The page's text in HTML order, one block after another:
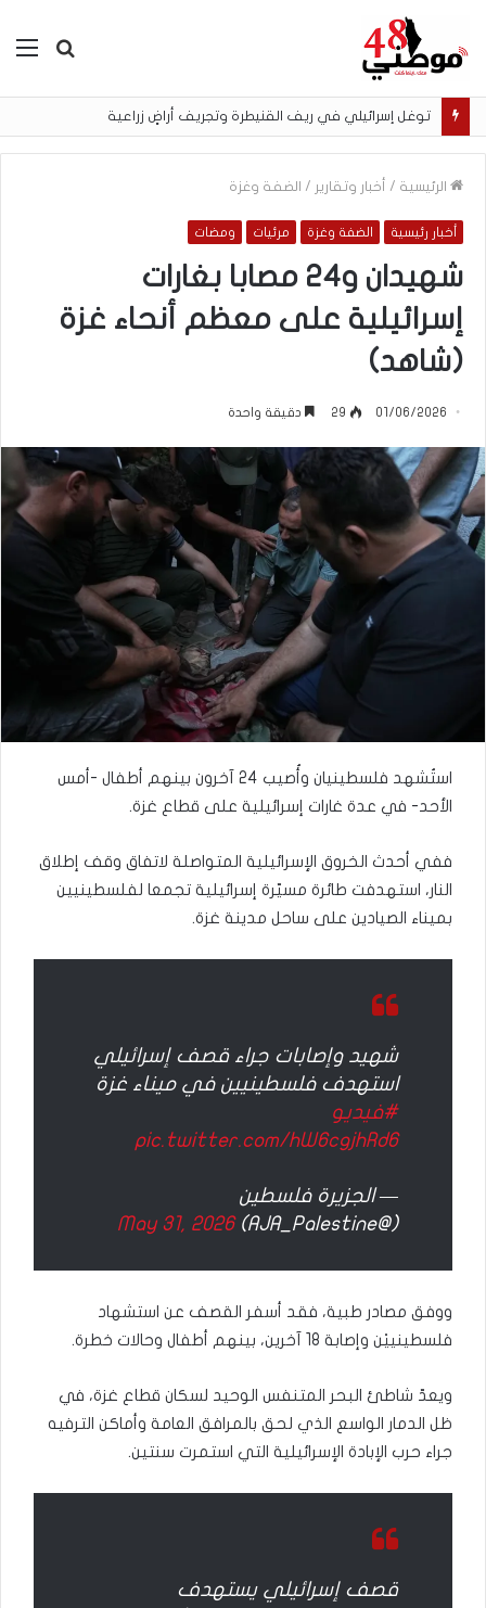
بحث
توغل إسرائيلي في ريف القنيطرة وتجريف أراضٍ زراعية
الرئيسية / أخبار وتقارير / الضفة وغزة
أخبار رئيسية الضفة وغزة مرئيات ومضات
شهيدان و24 مصابا بغارات
إسرائيلية على معظم أنحاء غزة
(شاهد)
01/06/2026
29 دقيقة واحدة
استُشهد فلسطينيان وأُصيب 24 آخرون بينهم أطفال -أمس
الأحد- في عدة غارات إسرائيلية على قطاع غزة.
ففي أحدث الخروق الإسرائيلية المتواصلة لاتفاق وقف إطلاق
النار، استهدفت طائرة مسيّرة إسرائيلية تجمعا لفلسطينيين
بميناء الصيادين على ساحل مدينة غزة.
شهيد وإصابات جراء قصف إسرائيلي
استهدف فلسطينيين في ميناء غزة
#فيديو
pic.twitter.com/hW6cgjhRd6
— الجزيرة فلسطين
(@AJA_Palestine)
May 31, 2026
ووفق مصادر طبية، فقد أسفر القصف عن استشهاد
فلسطينييْن وإصابة 18 آخرين، بينهم أطفال وحالات خطرة.
ويعدّ شاطئ البحر المتنفس الوحيد لسكان قطاع غزة، في
ظل الدمار الواسع الذي لحق بالمرافق العامة وأماكن الترفيه
جراء حرب الإبادة الإسرائيلية التي استمرت سنتين.
قصف إسرائيلي يستهدف